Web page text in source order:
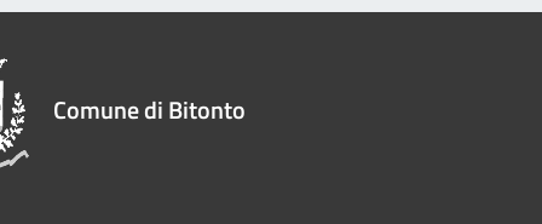
Comune di Bitonto